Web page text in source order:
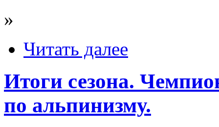
»
Читать далее
Итоги сезона.
по альпинизму.